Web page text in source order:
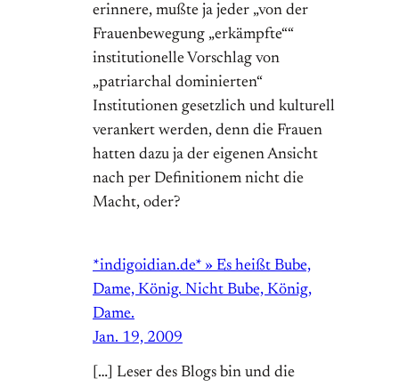
erinnere, mußte ja jeder „von der
Frauenbewegung „erkämpfte““
institutionelle Vorschlag von
„patriarchal dominierten“
Institutionen gesetzlich und kulturell
verankert werden, denn die Frauen
hatten dazu ja der eigenen Ansicht
nach per Definitionem nicht die
Macht, oder?
*indigoidian.de* » Es heißt Bube,
Dame, König. Nicht Bube, König,
Dame.
Jan. 19, 2009
[…] Leser des Blogs bin und die